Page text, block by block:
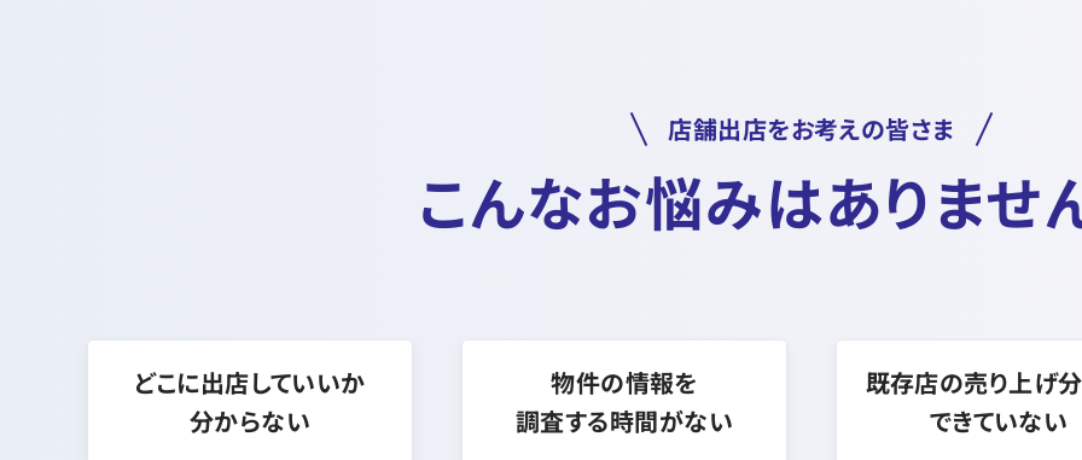
店舗出店をお考えの皆さま
こんなお悩みはありませ
どこに出店していいか
分からない
物件の情報を
調査する時間がない
既存店の売り上げ
できていない